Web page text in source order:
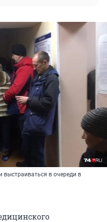
выстраиваться в очереди в